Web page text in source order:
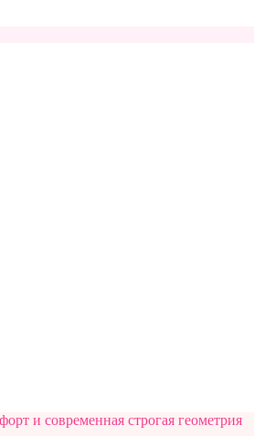
и современная строгая геометрия